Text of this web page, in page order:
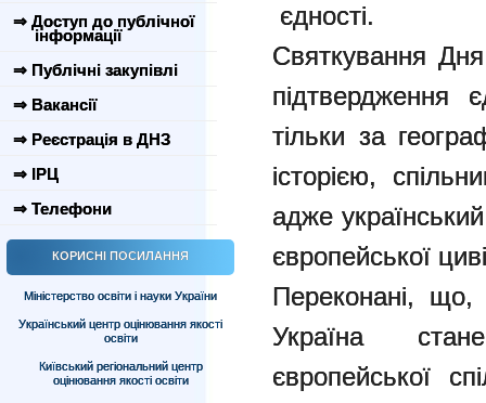
⇒ Доступ до публічної
інформації
⇒ Публічні закупівлі
⇒ Вакансії
⇒ Реєстрація в ДНЗ
⇒ ІРЦ
⇒ Телефони
КОРИСНІ ПОСИЛАННЯ
Міністерство освіти і науки України
Український центр оцінювання якості
освіти
Київський регіональний центр
оцінювання якості освіти
єдності.
Святкування
підтвердження
тільки за
історією,
адже
європейської
Переконані,
Україна
європейської